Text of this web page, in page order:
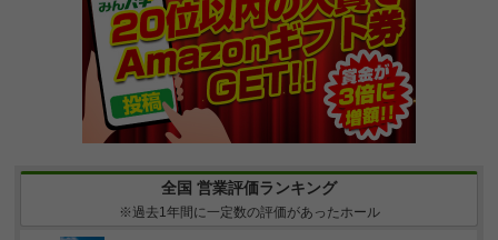
全国 営業評価ランキング
※過去1年間に一定数の評価があったホール